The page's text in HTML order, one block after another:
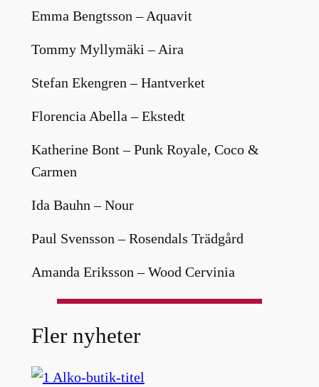
Emma Bengtsson – Aquavit
Tommy Myllymäki – Aira
Stefan Ekengren – Hantverket
Florencia Abella – Ekstedt
Katherine Bont – Punk Royale, Coco &
Carmen
Ida Bauhn – Nour
Paul Svensson – Rosendals Trädgård
Amanda Eriksson – Wood Cervinia
Fler nyheter